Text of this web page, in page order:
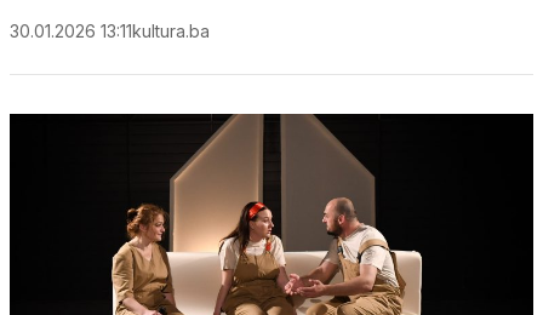
30.01.2026 13:11kultura.ba